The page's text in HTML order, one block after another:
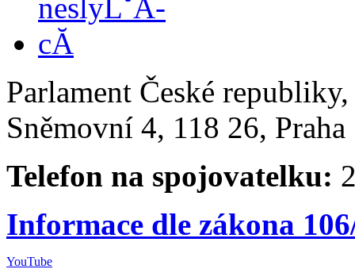
Parlament České
Sněmovní 4, 118 26,
Telefon na spojovatelku:
Informace dle zákona
YouTube